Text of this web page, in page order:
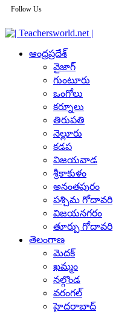
Follow Us
ఆంధ్రప్రదేశ్
వైజాగ్
గుంటూరు
ఒంగోలు
కర్నూలు
తిరుపతి
నెల్లూరు
కడప
విజయవాడ
శ్రీకాకుళం
అనంతపురం
పశ్చిమ గోదావరి
విజయనగరం
తూర్పు గోదావరి
తెలంగాణ
మెదక్
ఖమ్మం
నల్గొండ
వరంగల్
హైదరాబాద్